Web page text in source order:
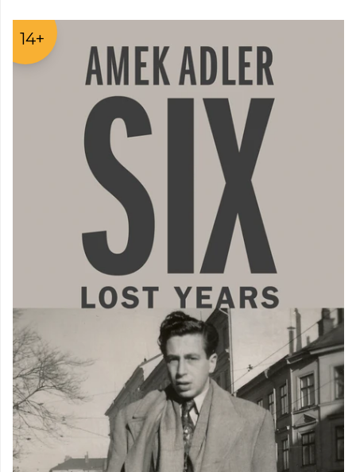
14+